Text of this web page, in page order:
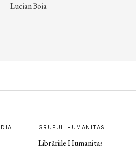
Lucian Boia
GRUPUL HUMANITAS
Librăriile Humanitas